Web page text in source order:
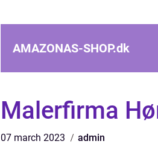
AMAZONAS-SHOP.dk
Malerfirma
07 march 2023 admin